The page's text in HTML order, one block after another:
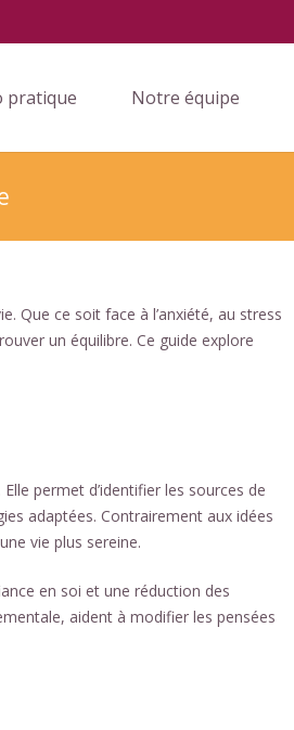
pratique Notre équipe
Que ce soit face à l’anxiété, au stress
un équilibre. Ce guide explore
permet d’identifier les sources de
adaptées. Contrairement aux idées
vie plus sereine.
en soi et une réduction des
aident à modifier les pensées